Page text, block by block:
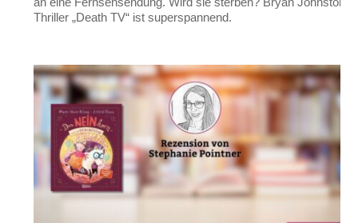
Thriller „Death TV“ ist superspannend.